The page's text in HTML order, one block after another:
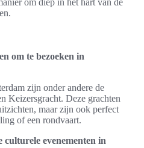
om diep in het hart van de
om te bezoeken in
zijn onder andere de
Keizersgracht. Deze grachten
maar zijn ook perfect
of een rondvaart.
evenementen in